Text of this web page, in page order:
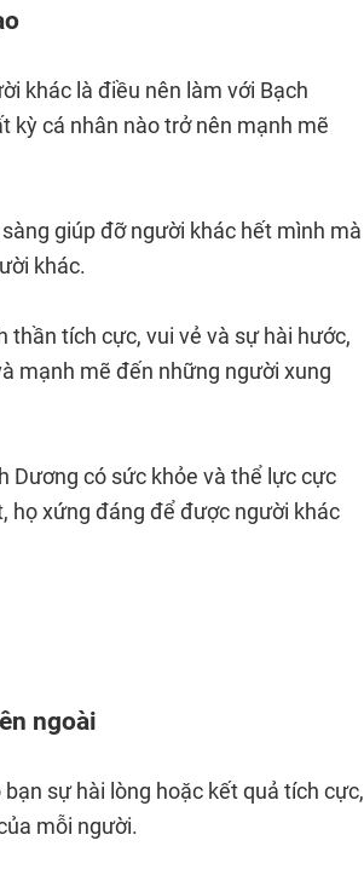
khác là điều nên làm với Bạch
kỳ cá nhân nào trở nên mạnh mẽ
giúp đỡ người khác hết mình mà
khác.
tích cực, vui vẻ và sự hài hước,
mạnh mẽ đến những người xung
Dương có sức khỏe và thể lực cực
họ xứng đáng để được người khác
ngoài
sự hài lòng hoặc kết quả tích cực,
mỗi người.